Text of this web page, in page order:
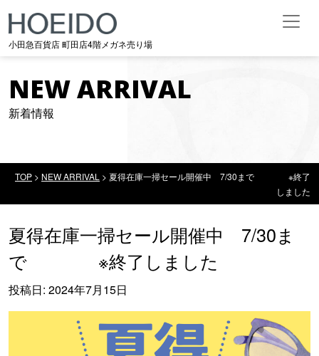
メインナビゲーション
小田急百貨店 町田店4階メガネ売り場
NEW ARRIVAL
新着情報
TOP > NEW ARRIVAL > 夏得在庫一掃セール開催中 7/30まで ※終了
しました
夏得在庫一掃セール開催中 7/30ま
で ※終了しました
投稿日: 2024年7月15日